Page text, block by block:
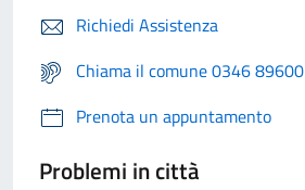
Richiedi Assistenza
Chiama il comune 0346 89600
Prenota un appuntamento
Problemi in città